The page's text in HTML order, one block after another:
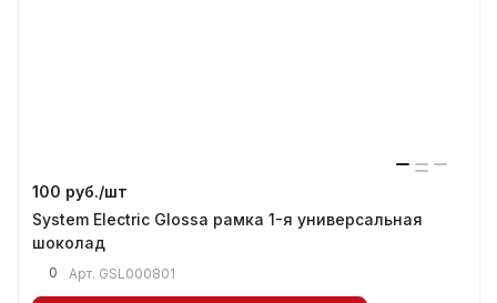
100 руб./шт
System Electric Glossa рамка 1-я универсальная
шоколад
0 Арт. GSL000801